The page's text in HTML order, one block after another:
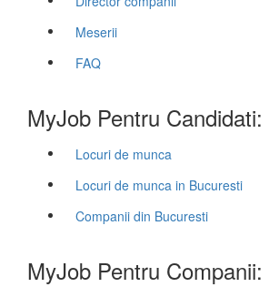
Meserii
FAQ
MyJob Pentru Candidati:
Locuri de munca
Locuri de munca in Bucuresti
Companii din Bucuresti
MyJob Pentru Companii: